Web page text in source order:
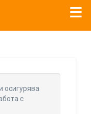
съобщение
Инфо“ ЕАД (
считано от
осигурява
с